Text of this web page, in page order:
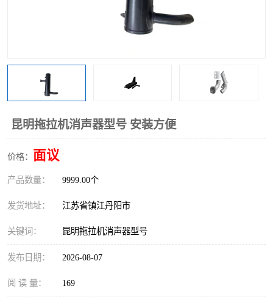
昆明拖拉机消声器型号 安装方便
价格： 面议
产品数量： 9999.00个
发货地址： 江苏省镇江丹阳市
关键词： 昆明拖拉机消声器型号
发布日期： 2026-08-07
阅 读 量： 169